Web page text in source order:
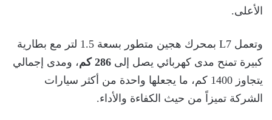
الأعلى.
وتعمل L7 بمحرك هجين متطور بسعة 1.5 لتر مع بطارية
كبيرة تمنح مدى كهربائي يصل إلى 286 كم
، ومدى إجمالي
يتجاوز 1400 كم، ما يجعلها واحدة من أكثر سيارات
الشركة تميزاً من حيث الكفاءة والأداء.